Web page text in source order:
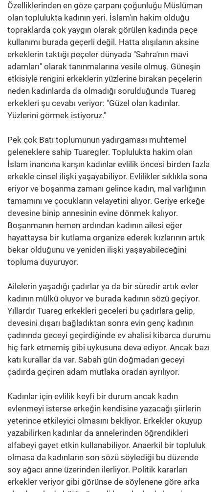
Özelliklerinden en göze çarpanı çoğunluğu Müslüman
olan toplulukta kadının yeri. İslam'ın hakim olduğu
topraklarda çok yaygın olarak görülen kadında peçe
kullanımı burada geçerli değil. Hatta alışılanın aksine
erkeklerin taktığı peçeler dünyada "Sahra'nın mavi
adamları" olarak tanınmalarına vesile olmuş. Güneşin
etkisiyle rengini erkeklerin yüzlerine bırakan peçelerin
neden kadınlarda da olmadığı sorulduğunda Tuareg
erkekleri şu cevabı veriyor: "Güzel olan kadınlar.
Yüzlerini görmek istiyoruz."
Pek çok Batı toplumunun yadırgaması muhtemel
geleneklere sahip Tuaregler. Toplulukta hakim olan
İslam inancına karşın kadınlar evlilik öncesi birden fazla
erkekle cinsel ilişki yaşayabiliyor. Evlilikler sıklıkla sona
eriyor ve boşanma zamanı gelince kadın, mal varlığının
tamamını ve çocukların velayetini alıyor. Geriye erkeğe
devesine binip annesinin evine dönmek kalıyor.
Boşanmanın hemen ardından kadının ailesi eğer
hayattaysa bir kutlama organize ederek kızlarının artık
bekar olduğunu ve yeniden ilişki yaşayabileceğini
topluma duyuruyor.
Ailelerin yaşadığı çadırlar ya da bir süredir artık evler
kadının mülkü oluyor ve burada kadının sözü geçiyor.
Yıllardır Tuareg erkekleri geceleri bu çadırlara gelip,
devesini dışarı bağladıktan sonra evin genç kadının
çadırında geceyi geçirdiğinde ev ahalisi kibarca durumu
hiç fark etmemiş gibi uykusuna deva ediyor. Ancak bazı
katı kurallar da var. Sabah gün doğmadan geceyi
çadırda geçiren adam mutlaka oradan ayrılıyor.
Kadınlar için evlilik keyfi bir durum ancak kadın
evlenmeyi isterse erkeğin kendisine yazacağı şiirlerin
yeterince etkileyici olmasını bekliyor. Erkekler okuyup
yazabilirken kadınlar da annelerinden öğrendikleri
alfabeyi gayet etkin kullanabiliyor. Anaerkil bir topluluk
olmasa da kadınların son sözü söylediği bu düzende
soy ağacı anne üzerinden ilerliyor. Politik kararları
erkekler veriyor gibi görünse de söylenene göre arka